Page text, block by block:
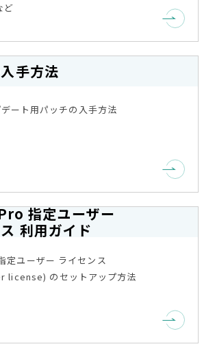
ど
手方法
ート用パッチの入手方法
指定ユーザー
利用ガイド
定ユーザー ライセンス
license) のセットアップ方法